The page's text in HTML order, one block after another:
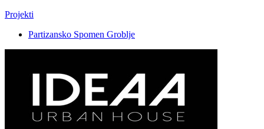
Projekti
Partizansko Spomen Groblje